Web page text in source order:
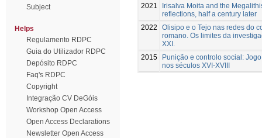
Subject
Helps
Regulamento RDPC
Guia do Utilizador RDPC
Depósito RDPC
Faq's RDPC
Copyright
Integração CV DeGóis
Workshop Open Access
Open Access Declarations
Newsletter Open Access
2021
Irisalva Moita and the
reflections, half a century later
2022
Olisipo e o Tejo nas redes do
romano. Os limites da
XXI.
2015
Punição e controlo social:
nos séculos XVI-XVIII